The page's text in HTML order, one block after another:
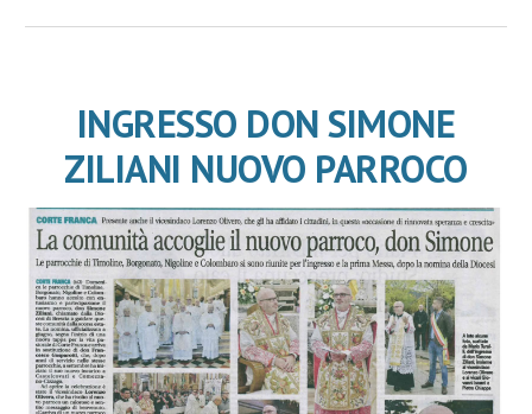
INGRESSO DON SIMONE
ZILIANI NUOVO PARROCO